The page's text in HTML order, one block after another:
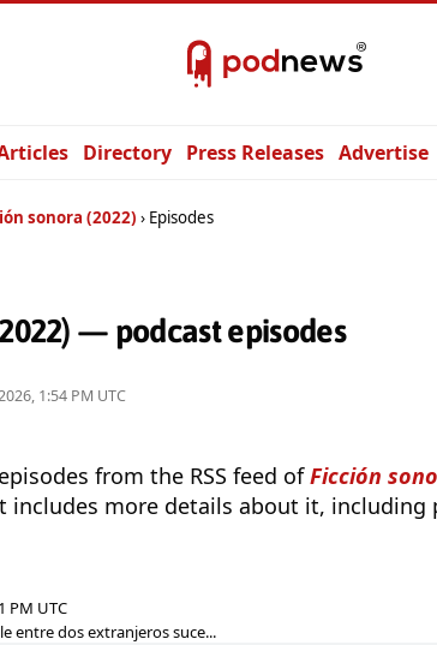
Directory Press Releases Advertise
sonora (2022) Episodes
— podcast episodes
1:54 PM UTC
from the RSS feed ofFicción
includes more details about it, including
PM UTC
entre dos extranjeros suce...